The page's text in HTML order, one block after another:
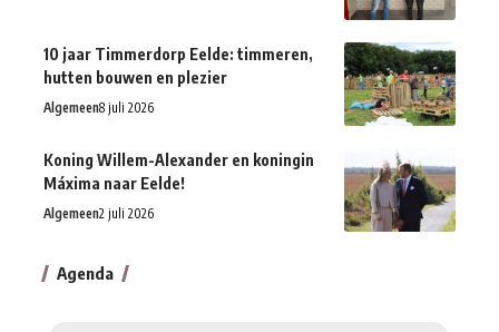
10 jaar Timmerdorp Eelde: timmeren,
hutten bouwen en plezier
Algemeen8 juli 2026
Koning Willem-Alexander en koningin
Máxima naar Eelde!
Algemeen2 juli 2026
Agenda